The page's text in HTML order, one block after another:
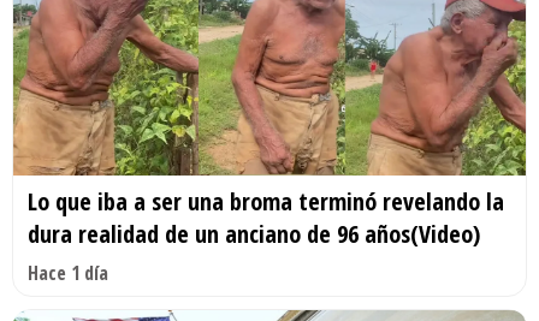
Lo que iba a ser una broma terminó revelando la
dura realidad de un anciano de 96 años(Video)
Hace 1 día